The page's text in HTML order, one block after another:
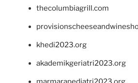
thecolumbiagrill.com
khedi2023.org
akademikgeriatri2023.org